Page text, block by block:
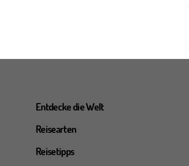
Entdecke die Welt
Reisearten
Reisetipps